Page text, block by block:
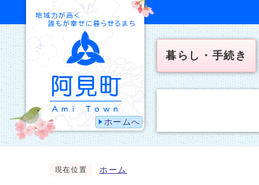
ホームへ
暮らし・手続き
現在位置 ホーム